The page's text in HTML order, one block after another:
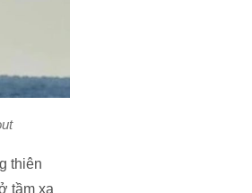
thiên
tầm xa